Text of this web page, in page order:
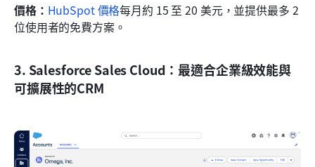
價格： HubSpot 價格每月約 15 至 20 美元，並提供最多 2
位使用者的免費方案。
3. Salesforce Sales Cloud：最適合企業級效能與
可擴展性的CRM